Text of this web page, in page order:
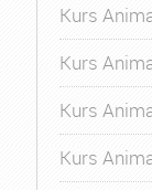
Kurs
Kurs
Kurs
Kurs